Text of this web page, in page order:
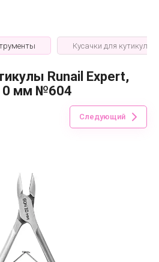
Кусачки для
Runail Expert,
мм №604
Следующий